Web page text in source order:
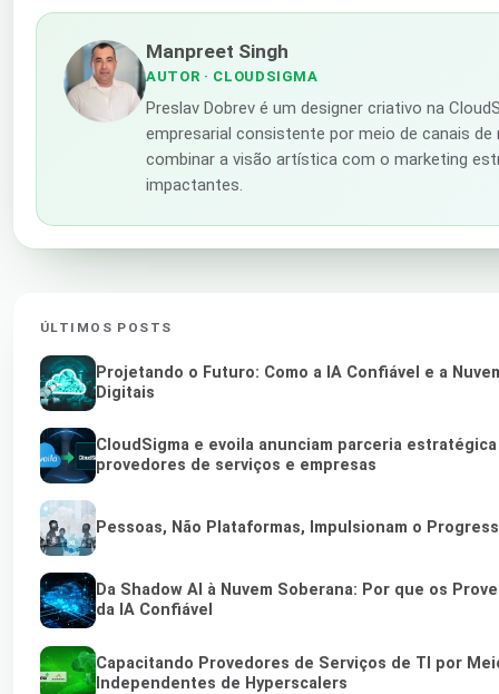
Manpreet Singh
AUTOR · CLOUDSIGMA
Preslav Dobrev é um designer criativo na
empresarial consistente por meio de canais
combinar a visão artística com o marketing
impactantes.
ÚLTIMOS POSTS
Projetando o Futuro: Como a IA Confiável e a
Digitais
CloudSigma e evoila anunciam parceria
provedores de serviços e empresas
Pessoas, Não Plataformas, Impulsionam o
Da Shadow AI à Nuvem Soberana: Por que os
da IA Confiável
Capacitando Provedores de Serviços de TI por
Independentes de Hyperscalers